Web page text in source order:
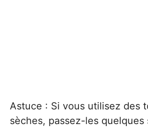
Astuce : Si vous utilisez des
sèches, passez-les quelques